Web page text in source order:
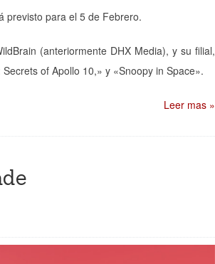
previsto para el 5 de Febrero.
(anteriormente DHX Media), y su filial,
of Apollo 10,» y «Snoopy in Space».
Leer mas »